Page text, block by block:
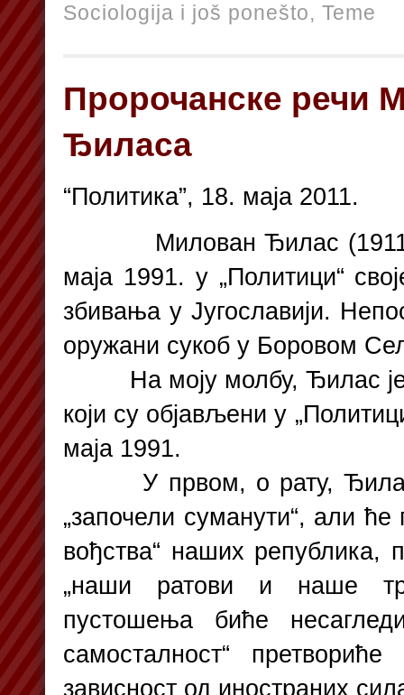
Sociologija i još ponešto, Teme
Пророчанске речи
Ђиласа
“Политика”, 18. маја 2011.
Милован Ђилас (1911
маја 1991. у „Политици“
збивања у Југославији.
оружани сукоб у Боровом
На моју молбу, Ђилас је
који су објављени у
маја 1991.
У првом, о рату, Ђилас
„започели суманути“, али
вођства“ наших република,
„наши ратови и наше
пустошења биће
самосталност“
зависност од иностраних